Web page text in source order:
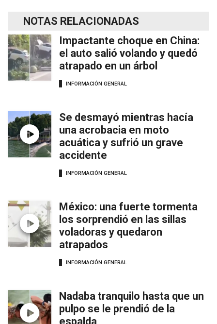
NOTAS RELACIONADAS
Impactante choque en China:
el auto salió volando y quedó
atrapado en un árbol
INFORMACIÓN GENERAL
Se desmayó mientras hacía
una acrobacia en moto
acuática y sufrió un grave
accidente
INFORMACIÓN GENERAL
México: una fuerte tormenta
los sorprendió en las sillas
voladoras y quedaron
atrapados
INFORMACIÓN GENERAL
Nadaba tranquilo hasta que un
pulpo se le prendió de la
espalda